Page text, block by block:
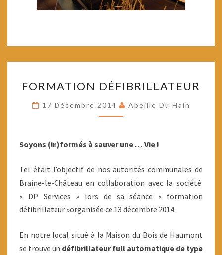
DÉFIBRILLATEUR
FORMATION DÉFIBRILLATEUR
17 Décembre 2014 Abeille Du Hain
Soyons (in)formés à sauver une … Vie !
Tel était l’objectif de nos autorités communales de
Braine-le-Château en collaboration avec la société
« DP Services » lors de sa séance « formation
défibrillateur »organisée ce 13 décembre 2014.
En notre local situé à la Maison du Bois de Haumont
se trouve un défibrillateur full automatique de type